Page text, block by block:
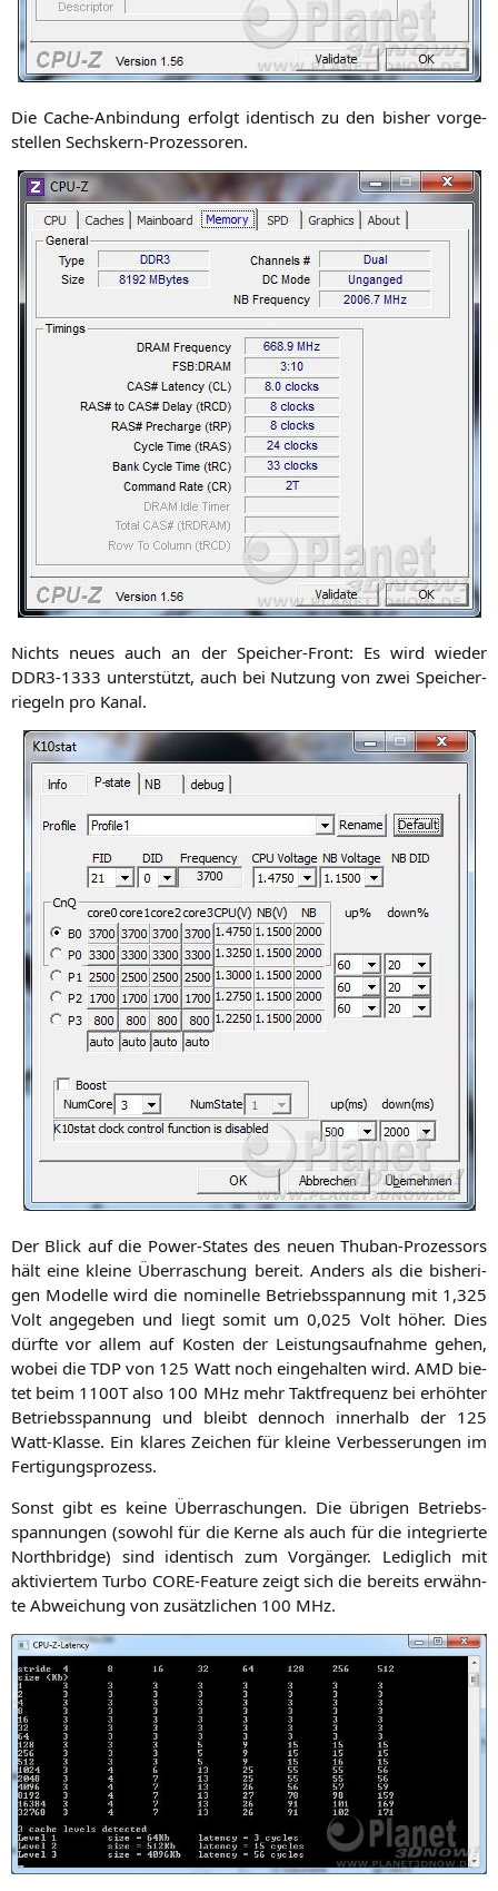
Die Cache-Anbin­dung erfolgt iden­tisch zu den bis­her vor­ge­
stel­len Sechskern-Prozessoren.
Nichts neu­es auch an der Spei­cher-Front: Es wird wie­der
DDR3-1333 unter­stützt, auch bei Nut­zung von zwei Spei­cher­
rie­geln pro Kanal.
Der Blick auf die Power-Sta­tes des neu­en Thub­an-Pro­zes­sors
hält eine klei­ne Über­ra­schung bereit. Anders als die bis­he­ri­
gen Model­le wird die nomi­nel­le Betriebs­span­nung mit 1,325
Volt ange­ge­ben und liegt somit um 0,025 Volt höher. Dies
dürf­te vor allem auf Kos­ten der Leis­tungs­auf­nah­me gehen,
wobei dieTDP von 125 Watt noch ein­ge­hal­ten wird. AMD bie­
tet beim 1100Talso 100 MHz mehr Takt­fre­quenz bei erhöh­ter
Betriebs­span­nung und bleibt den­noch inner­halb der 125
Watt-Klas­se. Ein kla­res Zei­chen für klei­ne Ver­bes­se­run­gen im
Fertigungsprozess.
Sonst gibt es kei­ne Über­ra­schun­gen. Die übri­gen Betriebs­
span­nun­gen (sowohl für die Ker­ne als auch für die inte­grier­te
North­bridge) sind iden­tisch zum Vor­gän­ger. Ledig­lich mit
akti­vier­tem Tur­bo CORE-Fea­ture zeigt sich die bereits erwähn­
te Abwei­chung von zusätz­li­chen 100 MHz.